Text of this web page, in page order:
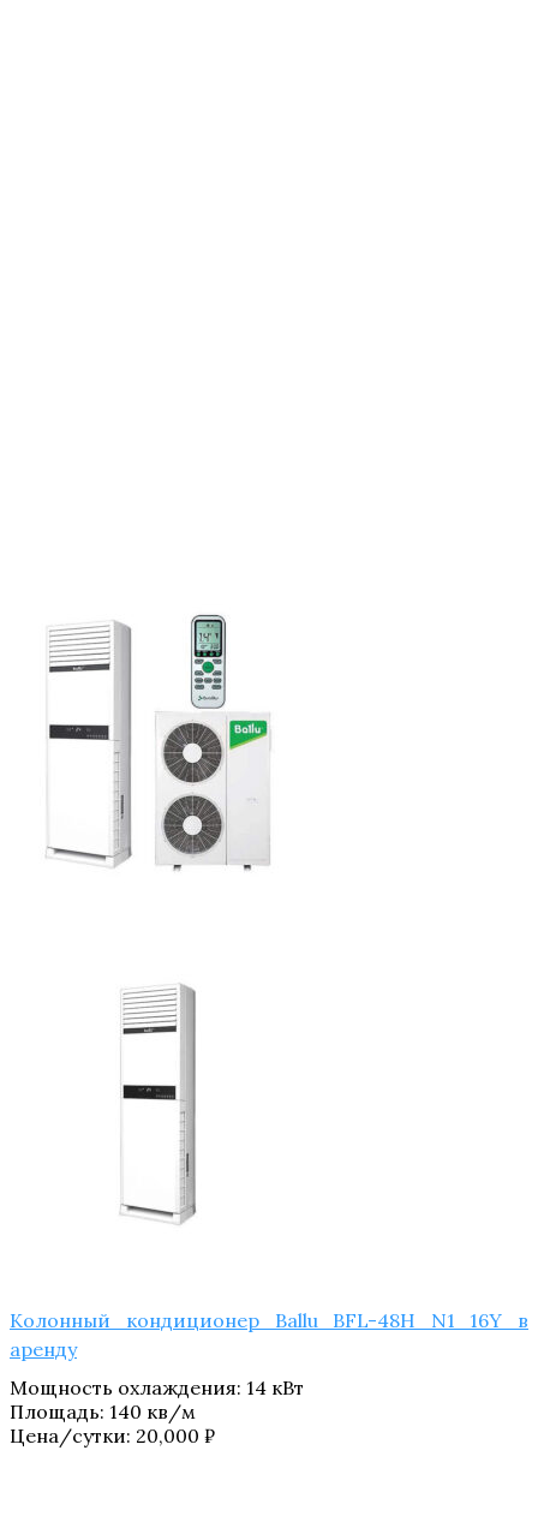
Колонный кондиционер Ballu BFL-48H N1_​16Y в
аренду
Мощность охлаждения: 14 кВт
Площадь: 140 кв/м
Цена/сутки: 20,000 ₽